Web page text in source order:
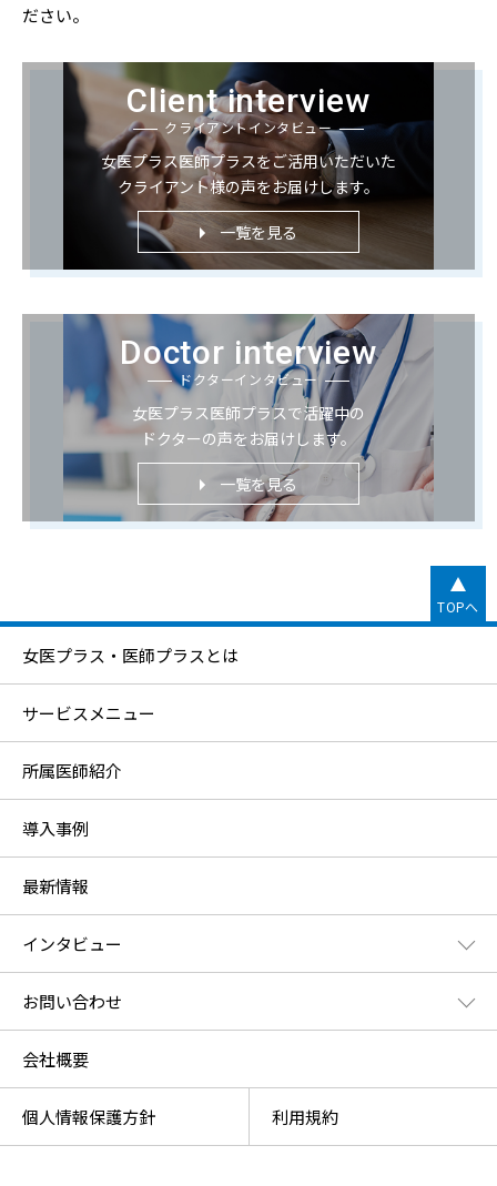
ださい。
Client interview
クライアントインタビュー
女医プラス医師プラスをご活用いただいた
クライアント様の声をお届けします。
一覧を見る
Doctor interview
ドクターインタビュー
女医プラス医師プラスで活躍中の
ドクターの声をお届けします。
一覧を見る
TOPへ
女医プラス・医師プラスとは
サービスメニュー
所属医師紹介
導入事例
最新情報
インタビュー
お問い合わせ
会社概要
個人情報保護方針 利用規約